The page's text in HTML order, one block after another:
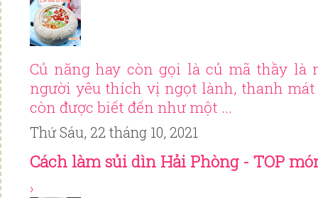
Củ năng hay còn gọi là củ mã thầy là
người yêu thích vị ngọt lành, thanh
còn được biết đến như một ...
Thứ Sáu, 22 tháng 10, 2021
Cách làm sủi dìn Hải Phòng - TOP
›